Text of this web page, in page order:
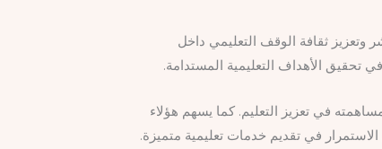
ثقافة الوقف التعليمي داخل
تحقيق الأهداف التعليمية المستدامة.
في تعزيز التعليم. كما يسهم هؤلاء
في تقديم خدمات تعليمية متميزة.